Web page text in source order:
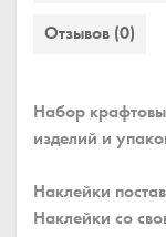
Отзывов (0)
Набор
изделий и
Наклейки
Наклейки со